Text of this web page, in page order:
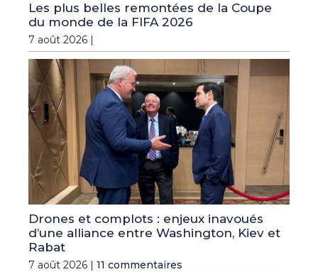
Les plus belles remontées de la Coupe
du monde de la FIFA 2026
7 août 2026 |
Drones et complots : enjeux inavoués
d’une alliance entre Washington, Kiev et
Rabat
7 août 2026 | 11 commentaires